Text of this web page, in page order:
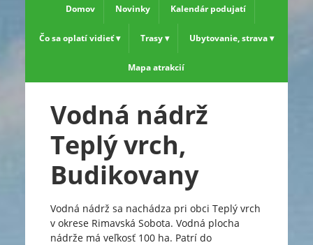
Domov Novinky Kalendár podujatí
Čo sa oplatí vidieť Trasy Ubytovanie, strava
Mapa atrakcií
Vodná nádrž
Teplý vrch,
Budikovany
Vodná nádrž sa nachádza pri obci Teplý vrch
v okrese Rimavská Sobota. Vodná plocha
nádrže má veľkosť 100 ha. Patrí do